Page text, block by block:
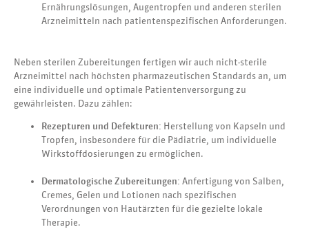
Ernährungslösungen, Augentropfen und anderen sterilen
Arzneimitteln nach patientenspezifischen Anforderungen.
Neben sterilen Zubereitungen fertigen wir auch nicht-sterile
Arzneimittel nach höchsten pharmazeutischen Standards an, um
eine individuelle und optimale Patientenversorgung zu
gewährleisten. Dazu zählen:
Rezepturen und Defekturen: Herstellung von Kapseln und
Tropfen, insbesondere für die Pädiatrie, um individuelle
Wirkstoffdosierungen zu ermöglichen.
Dermatologische Zubereitungen: Anfertigung von Salben,
Cremes, Gelen und Lotionen nach spezifischen
Verordnungen von Hautärzten für die gezielte lokale
Therapie.